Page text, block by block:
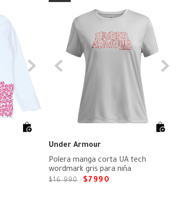
Under Armour
Polera manga corta UA tech
wordmark gris para niña
$16.990 $7990